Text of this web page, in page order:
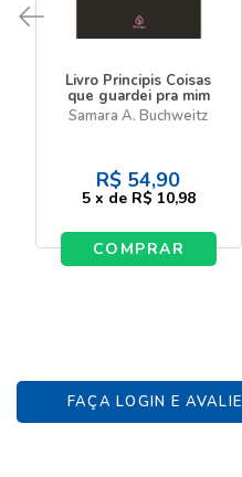
Livro Principis Coisas
que guardei pra mim
Samara A. Buchweitz
R$ 54,90
5 x de R$ 10,98
COMPRAR
FAÇA LOGIN E AVALIE